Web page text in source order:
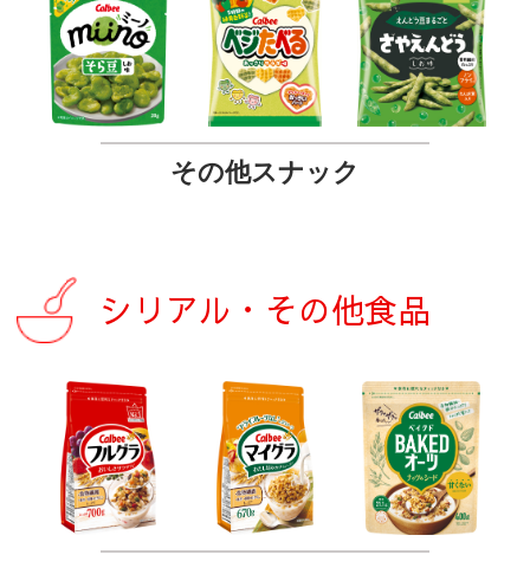
その他スナック
シリアル・その他食品